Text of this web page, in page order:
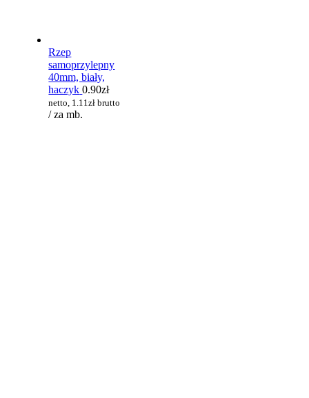
Rzep
samoprzylepny
40mm, biały,
haczyk 0.90zł
netto, 1.11zł brutto
/ za mb.